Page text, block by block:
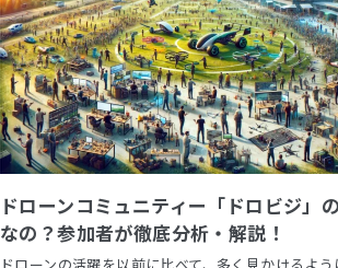
ドローンコミュニティー「ドロビジ」
なの？参加者が徹底分析・解説！
ドローンの活躍を以前に比べて、多く見かけるよ